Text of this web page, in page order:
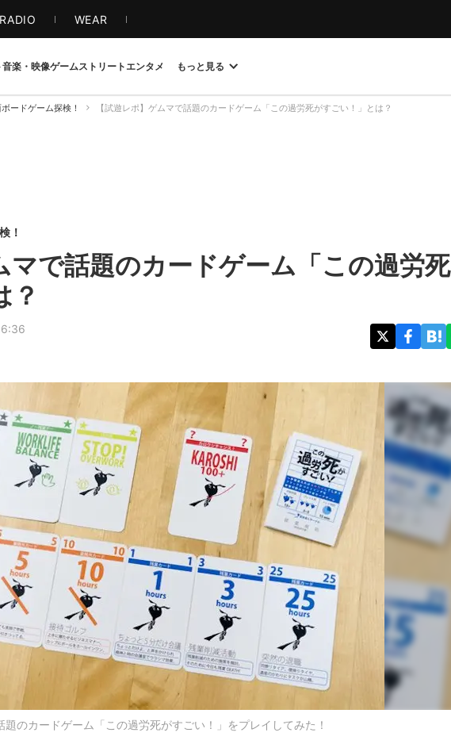
RADIO WEAR
音楽・映像ゲームストリート エンタメ もっと見る
ードゲーム探検！ 【試遊レポ】ゲムマで話題のカードゲーム「この過労死がすごい！」とは？
！
マで話題のカードゲーム「この過労死
？
題のカードゲーム「この過労死がすごい！」をプレイしてみた！